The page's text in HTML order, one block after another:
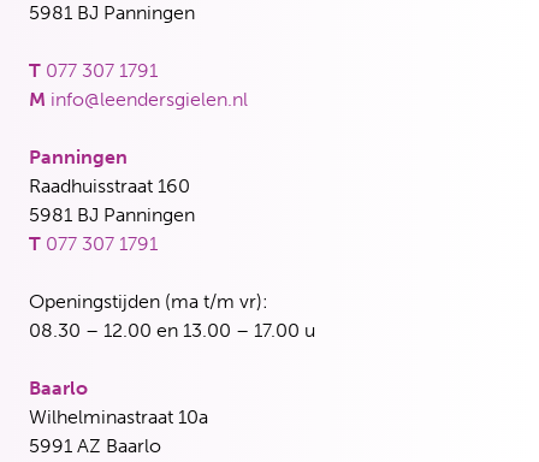
5981 BJ Panningen
T 077 307 1791
M info@leendersgielen.nl
Panningen
Raadhuisstraat 160
5981 BJ Panningen
T 077 307 1791
Openingstijden (ma t/m vr):
08.30 – 12.00 en 13.00 – 17.00 u
Baarlo
Wilhelminastraat 10a
5991 AZ Baarlo